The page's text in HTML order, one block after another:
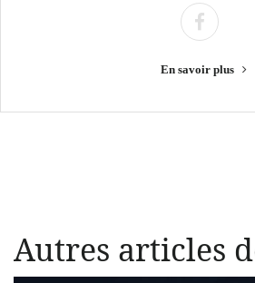
En savoir plus
Autres articles